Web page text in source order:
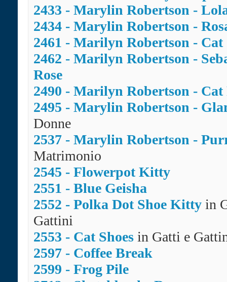
2433 - Marylin Robertson -
2434 - Marylin Robertson -
2461 - Marilyn Robertson -
2462 - Marilyn Robertson -
Rose
2490 - Marilyn Robertson - Cat
2495 - Marylin Robertson -
Donne
2537 - Marylin Robertson -
Matrimonio
2545 - Flowerpot Kitty
2551 - Blue Geisha
2552 - Polka Dot Shoe Kitty in
Gattini
2553 - Cat Shoes in Gatti e
2597 - Coffee Break
2599 - Frog Pile